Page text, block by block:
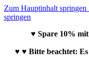
Zum Hauptinhalt springen
springen
♥ Spare 10%
♥ ♥ Bitte beachtet: